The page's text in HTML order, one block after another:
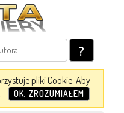
?
pliki Cookie. Aby
. OK, ZROZUMIAŁEM